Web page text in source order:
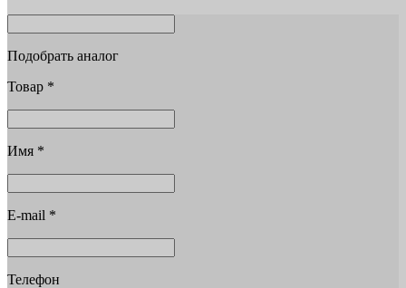
Подобрать аналог
Товар *
Имя *
E-mail *
Телефон